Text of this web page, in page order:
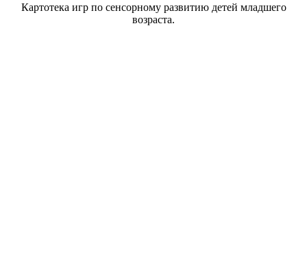
Картотека игр по сенсорному развитию детей младшего
возраста.